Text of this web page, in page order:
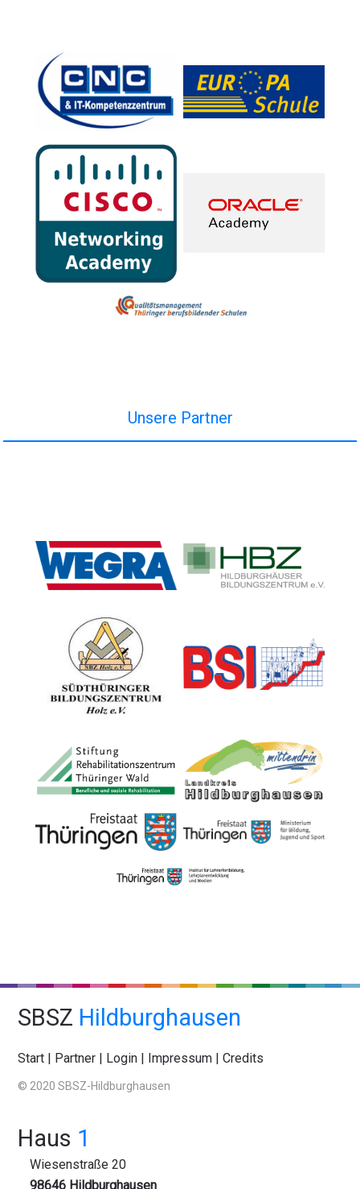
Unsere Partner
SBSZ Hildburghausen
Start | Partner | Login | Impressum |Credits
© 2020 SBSZ-Hildburghausen
Haus 1
Wiesenstraße 20
98646 Hildburghausen